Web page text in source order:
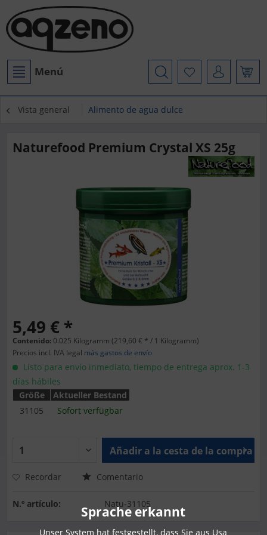
Menú
Vista general Alimento de agua dulce
Naturefood Premium Crystal XS 25g
5,49 € *
Contenido: 0.025 Kilogramm (219,60 € * / 1 Kilogramm)
Precios incl. IVA legal más gastos de envío
Listo para envío inmediato, tiempo de entrega aprox. 1-3
días hábiles
Größe
Aktueller Bestand
31105
Sofort verfügbar
Añadir a la cesta de la compra
Recordar Comentario
N.º artículo: Natu-31105
Sprache erkannt
Unser System hat festgestellt, dass Sie aus Usa